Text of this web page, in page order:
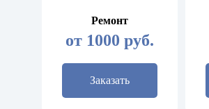
Ремонт
от 1000 руб.
Заказать